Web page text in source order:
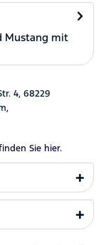
Mustang mit
4, 68229
Sie hier.